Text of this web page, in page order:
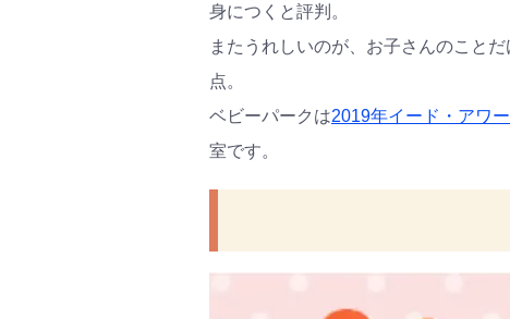
身につくと評判。
またうれしいのが、お子さんのこと
点。
ベビーパークは2019年イード・アワ
室です。